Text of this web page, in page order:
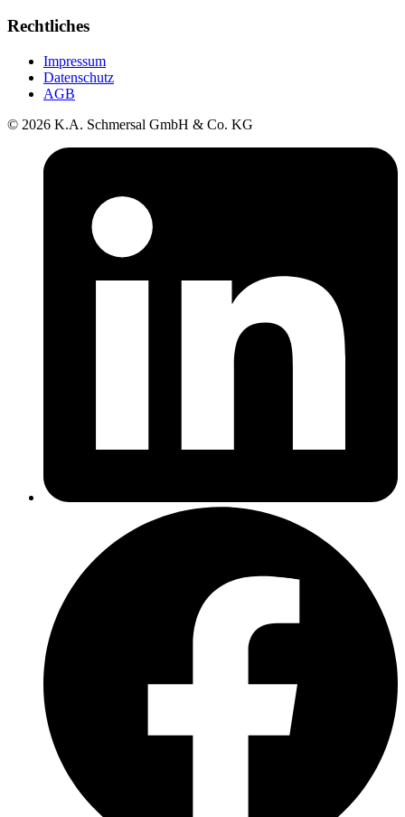
Rechtliches
Impressum
Datenschutz
AGB
© 2026 K.A. Schmersal GmbH & Co. KG